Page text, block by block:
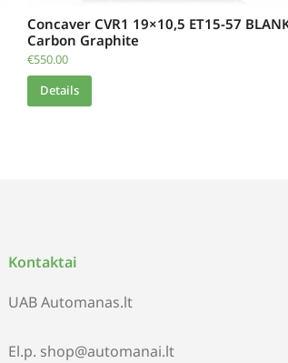
Concaver CVR1 19×10,5 ET15-57
Carbon Graphite
€550.00
Details
Kontaktai
UAB Automanas.lt
El.p. shop@automanai.lt